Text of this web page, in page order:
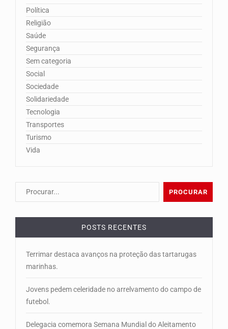
Política
Religião
Saúde
Segurança
Sem categoria
Social
Sociedade
Solidariedade
Tecnologia
Transportes
Turismo
Vida
POSTS RECENTES
Terrimar destaca avanços na proteção das tartarugas
marinhas.
Jovens pedem celeridade no arrelvamento do campo de
futebol.
Delegacia comemora Semana Mundial do Aleitamento